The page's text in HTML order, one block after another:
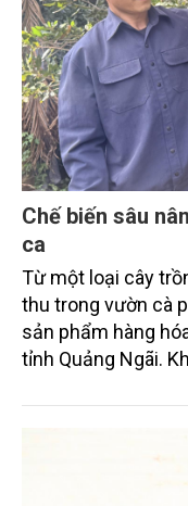
Chế biến sâu
ca
Từ một loại cây
thu trong vườn cà
sản phẩm hàng
tỉnh Quảng Ngãi.
mắc ca được nâng